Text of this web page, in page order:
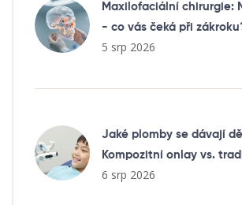
Maxilofaciální chirurgie:
- co vás čeká při
5 srp 2026
Jaké plomby se dávají
Kompozitní onlay vs.
6 srp 2026